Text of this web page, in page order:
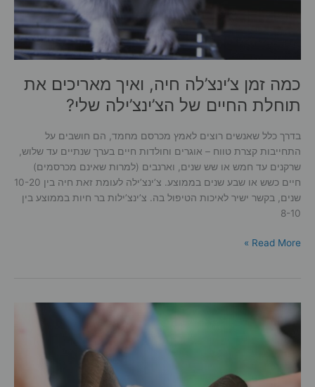
כמה זמן צ’ינצ’לה חיה, ואיך מאריכים את
תוחלת החיים של הצ’ינצ’ילה שלי?
בדרך כלל שאנשים רוצים לאמץ מכרסם מחמד, הם חושבים על
התחייבות קצרת טווח – אוגרים וחולדות חיים בערך שנתיים עד שלוש,
שרקנים עד חמש או שש שנים, וארנבים (למרות שאינם מכרסמים)
חיים כשש או שבע שנים בממוצע. צ’ינצ’ילה לעומת זאת חיה בין 10-20
שנים, בקשר ישיר לאיכות הטיפול בה. צ’ינצ’ילות בר חיות בממוצע בין
8-10
כמה
ואיך
מאריכים
את
תוחלת
Read More »